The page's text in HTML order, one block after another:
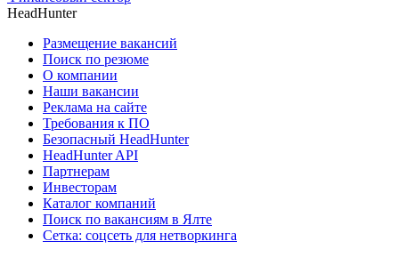
HeadHunter
Размещение вакансий
Поиск по резюме
О компании
Наши вакансии
Реклама на сайте
Требования к ПО
Безопасный HeadHunter
HeadHunter API
Партнерам
Инвесторам
Каталог компаний
Поиск по вакансиям в Ялте
Сетка: соцсеть для нетворкинга